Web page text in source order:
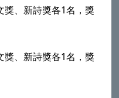
獎、新詩獎各1名，獎
獎、新詩獎各1名，獎